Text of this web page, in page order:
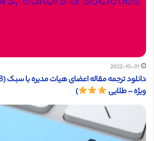
2022-10-01
ویژه – طلایی
)